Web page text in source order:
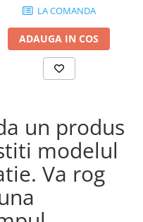
LA COMANDA
ADAUGA IN COS
un produs
modelul
Va rog